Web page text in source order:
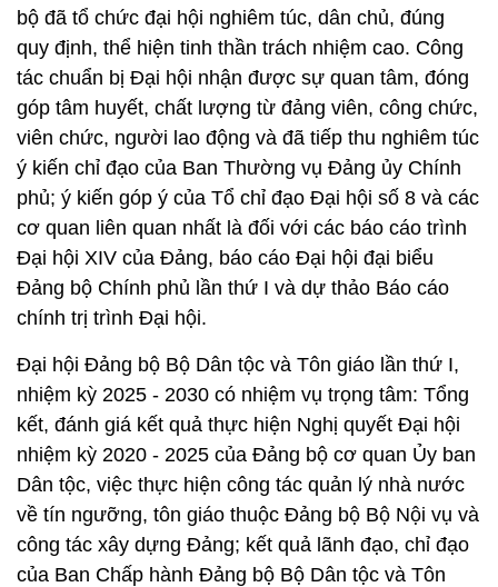
bộ đã tổ chức đại hội nghiêm túc, dân chủ, đúng
quy định, thể hiện tinh thần trách nhiệm cao. Công
tác chuẩn bị Đại hội nhận được sự quan tâm, đóng
góp tâm huyết, chất lượng từ đảng viên, công chức,
viên chức, người lao động và đã tiếp thu nghiêm túc
ý kiến chỉ đạo của Ban Thường vụ Đảng ủy Chính
phủ; ý kiến góp ý của Tổ chỉ đạo Đại hội số 8 và các
cơ quan liên quan nhất là đối với các báo cáo trình
Đại hội XIV của Đảng, báo cáo Đại hội đại biểu
Đảng bộ Chính phủ lần thứ I và dự thảo Báo cáo
chính trị trình Đại hội.
Đại hội Đảng bộ Bộ Dân tộc và Tôn giáo lần thứ I,
nhiệm kỳ 2025 - 2030 có nhiệm vụ trọng tâm: Tổng
kết, đánh giá kết quả thực hiện Nghị quyết Đại hội
nhiệm kỳ 2020 - 2025 của Đảng bộ cơ quan Ủy ban
Dân tộc, việc thực hiện công tác quản lý nhà nước
về tín ngưỡng, tôn giáo thuộc Đảng bộ Bộ Nội vụ và
công tác xây dựng Đảng; kết quả lãnh đạo, chỉ đạo
của Ban Chấp hành Đảng bộ Bộ Dân tộc và Tôn